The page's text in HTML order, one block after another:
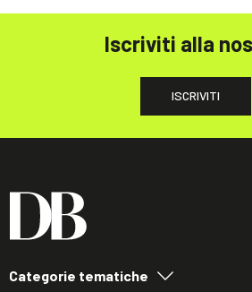
Iscriviti alla
ISCRIVITI
Categorie tematiche